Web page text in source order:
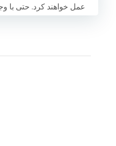
عمل خواهند کرد. حتی با